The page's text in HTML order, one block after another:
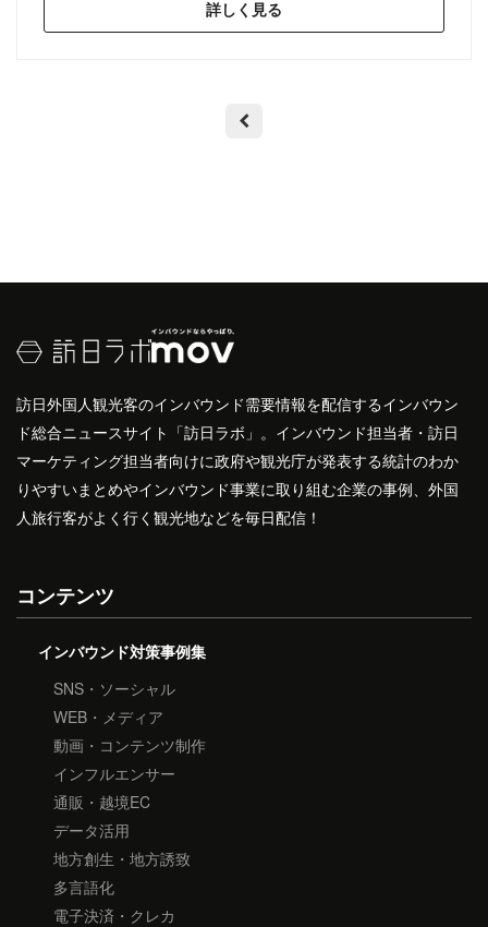
詳しく見る
訪日外国人観光客のインバウンド需要情報を配信するインバウン
ド総合ニュースサイト「訪日ラボ」。インバウンド担当者・訪日
マーケティング担当者向けに政府や観光庁が発表する統計のわか
りやすいまとめやインバウンド事業に取り組む企業の事例、外国
人旅行客がよく行く観光地などを毎日配信！
コンテンツ
インバウンド対策事例集
SNS・ソーシャル
WEB・メディア
動画・コンテンツ制作
インフルエンサー
通販・越境EC
データ活用
地方創生・地方誘致
多言語化
電子決済・クレカ